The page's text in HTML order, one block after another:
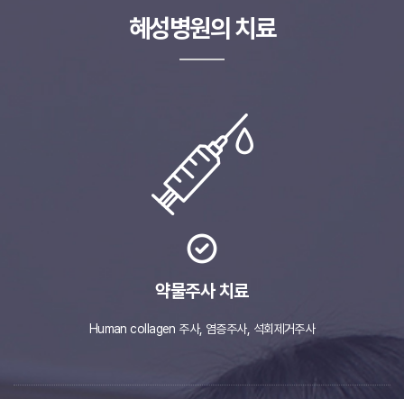
혜성병원의 치료
약물주사 치료
Human collagen 주사, 염증주사, 석회제거주사